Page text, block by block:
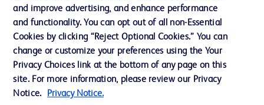
联系我们
Cookie 政策
隐私政策
and improve advertising, and enhance performance
and functionality. You can opt out of all non-Essential
Cookies by clicking “Reject Optional Cookies.” You can
change or customize your preferences using the Your
Privacy Choices link at the bottom of any page on this
site. For more information, please review our Privacy
Notice.
Privacy Notice.